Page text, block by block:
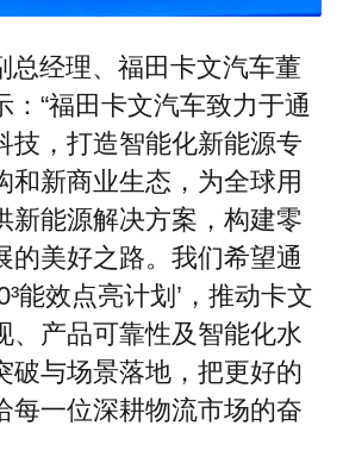
总经理、福田卡文汽车董
：“福田卡文汽车致力于通
技，打造智能化新能源专
和新商业生态，为全球用
新能源解决方案，构建零
的美好之路。我们希望通
能效点亮计划’，推动卡文
、产品可靠性及智能化水
破与场景落地，把更好的
每一位深耕物流市场的奋